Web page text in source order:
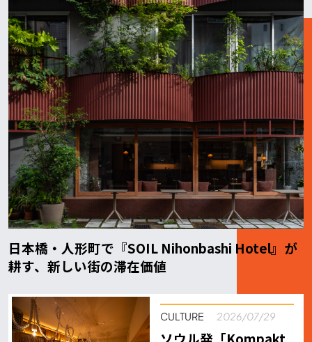
日本橋・人形町で『SOIL Nihonbashi Hotel』が
耕す、新しい街の滞在価値
CULTURE 2026/07/29
ソウル発「Kompakt